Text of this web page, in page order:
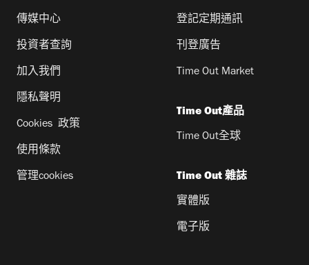
傳媒中心
投資者查詢
加入我們
隱私聲明
Cookies 政策
使用條款
管理cookies
登記定期通訊
刊登廣告
Time Out Market
Time Out產品
Time Out全球
Time Out 雜誌
實體版
電子版